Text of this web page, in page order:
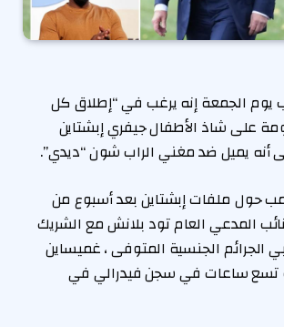
يوم الجمعة إنه يرغب في “إطلاق كل
على شاذ الأطفال جيفري إبشتاين
أنه يميل ضد مغني الراب شون “ديدي”.
حول ملفات إبشتاين بعد أسبوع من
المدعي العام تود بلانش مع الشريك
الجرائم الجنسية المتوفى ، غميساين
تسع ساعات في سجن فيدرالي في